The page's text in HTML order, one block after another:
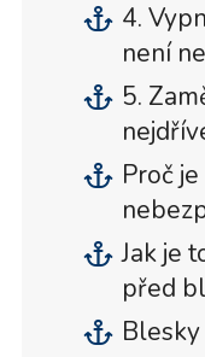
4.
není
5.
Proč
Jak je
před